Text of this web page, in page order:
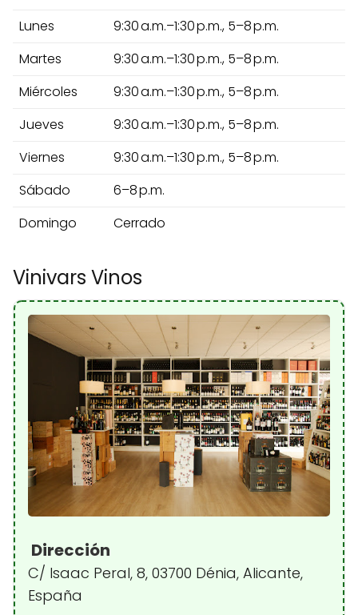
Lunes
9:30 a.m.–1:30 p.m., 5–8 p.m.
Martes
9:30 a.m.–1:30 p.m., 5–8 p.m.
Miércoles
9:30 a.m.–1:30 p.m., 5–8 p.m.
Jueves
9:30 a.m.–1:30 p.m., 5–8 p.m.
Viernes
9:30 a.m.–1:30 p.m., 5–8 p.m.
Sábado
6–8 p.m.
Domingo
Cerrado
Vinivars Vinos
Dirección
C/ Isaac Peral, 8, 03700 Dénia, Alicante,
España